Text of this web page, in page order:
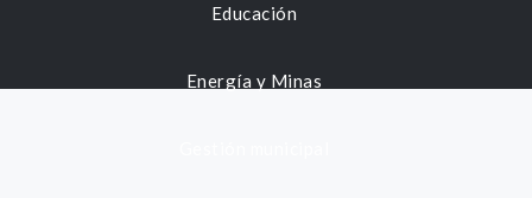
Educación
Energía y Minas